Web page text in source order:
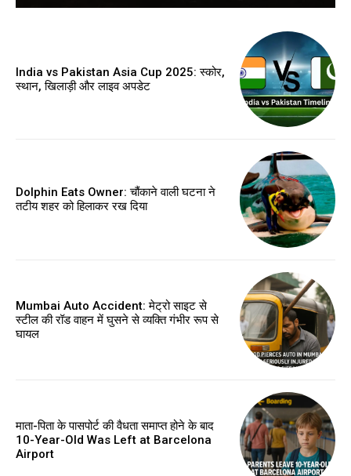
India vs Pakistan Asia Cup 2025: स्कोर,
स्थान, खिलाड़ी और लाइव अपडेट
Dolphin Eats Owner: चौंकाने वाली घटना ने
तटीय शहर को हिलाकर रख दिया
Mumbai Auto Accident: मेट्रो साइट से
स्टील की रॉड वाहन में घुसने से व्यक्ति गंभीर रूप से
घायल
माता-पिता के पासपोर्ट की वैधता समाप्त होने के बाद
10-Year-Old Was Left at Barcelona
Airport